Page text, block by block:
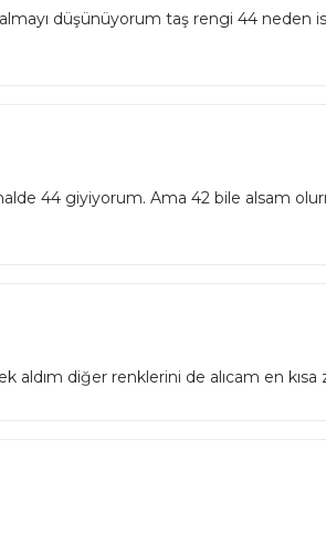
düşünüyorum taş rengi 44 neden
44 giyiyorum. Ama 42 bile alsam
diğer renklerini de alıcam en kısa